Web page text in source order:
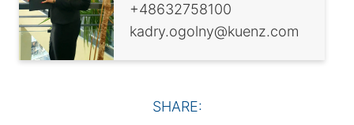
+48632758100
kadry.ogolny@kuenz.com
SHARE: